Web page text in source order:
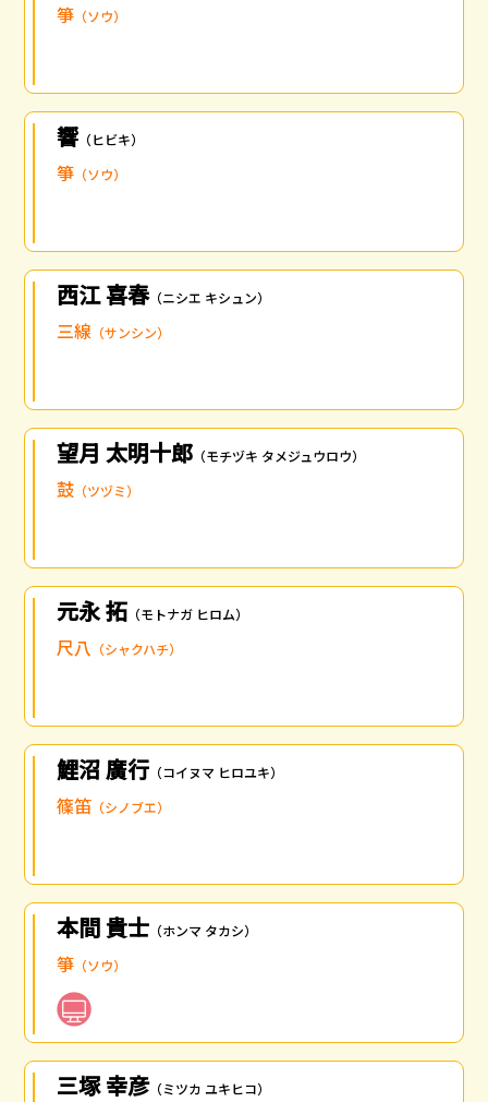
箏 （ソウ）
響 （ヒビキ）
箏 （ソウ）
西江 喜春（ニシエ キシュン）
三線 （サンシン）
望月 太明十郎 （モチヅキ タメジュウロウ）
鼓 （ツヅミ）
元永 拓 （モトナガ ヒロム）
尺八 （シャクハチ）
鯉沼 廣行 （コイヌマ ヒロユキ）
篠笛 （シノブエ）
本間 貴士 （ホンマ タカシ）
箏 （ソウ）
三塚 幸彦（ミツカ ユキヒコ）